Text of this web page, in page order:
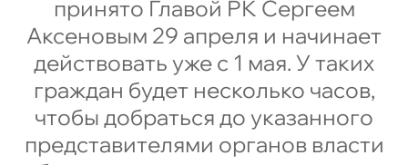
принято Главой РК Сергеем
Аксеновым 29 апреля и начинает
действовать уже с 1 мая. У таких
граждан будет несколько часов,
чтобы добраться до указанного
представителями органов власти